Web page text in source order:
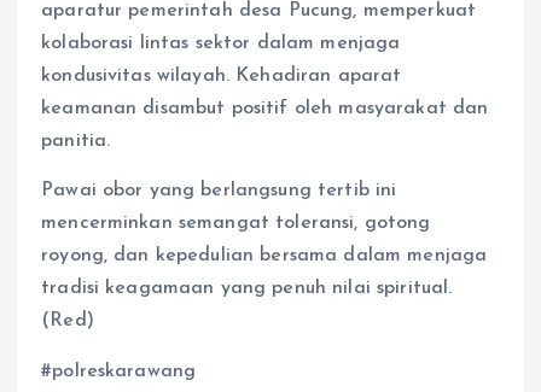
aparatur pemerintah desa Pucung, memperkuat
kolaborasi lintas sektor dalam menjaga
kondusivitas wilayah. Kehadiran aparat
keamanan disambut positif oleh masyarakat dan
panitia.
Pawai obor yang berlangsung tertib ini
mencerminkan semangat toleransi, gotong
royong, dan kepedulian bersama dalam menjaga
tradisi keagamaan yang penuh nilai spiritual.
(Red)
#polreskarawang